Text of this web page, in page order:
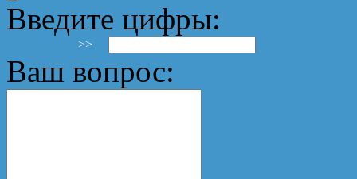
Введите цифры:
>>
Ваш вопрос: